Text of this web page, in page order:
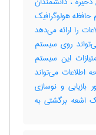
هولوگرافیک
را ارائه می‌دهد
فشرده می‌تواند روی سیستم
این سیستم
می‌تواند
و نوسازی
اشعه برگشتی به